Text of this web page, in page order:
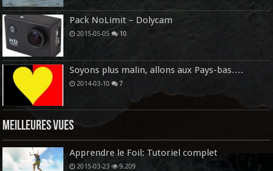
Pack NoLimit – Dolycam
2015-05-05 10
Soyons plus malin, allons aux Pays-bas….
2014-03-10 7
Meilleures vues
Apprendre le Foil: Tutoriel complet
2015-03-23 9,209